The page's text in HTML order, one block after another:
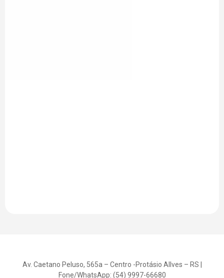
Av. Caetano Peluso, 565a – Centro -Protásio Allves – RS |
Fone/WhatsApp: (54) 9997-66680